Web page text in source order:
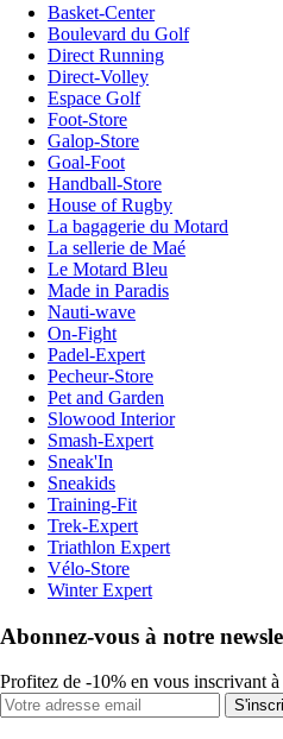
Basket-Center
Boulevard du Golf
Direct Running
Direct-Volley
Espace Golf
Foot-Store
Galop-Store
Goal-Foot
Handball-Store
House of Rugby
La bagagerie du Motard
La sellerie de Maé
Le Motard Bleu
Made in Paradis
Nauti-wave
On-Fight
Padel-Expert
Pecheur-Store
Pet and Garden
Slowood Interior
Smash-Expert
Sneak'In
Sneakids
Training-Fit
Trek-Expert
Triathlon Expert
Vélo-Store
Winter Expert
Abonnez-vous à notre
Profitez de -10% en vous inscrivant